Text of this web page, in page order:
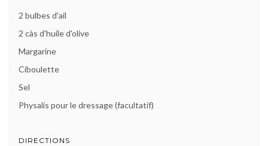
2 bulbes d'ail
2 càs d'huile d'olive
Margarine
Ciboulette
Sel
Physalis pour le dressage (facultatif)
DIRECTIONS